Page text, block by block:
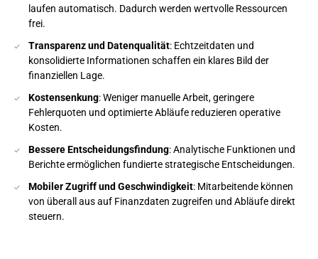
laufen automatisch. Dadurch werden wertvolle Ressourcen
frei.
Transparenz und Datenqualität: Echtzeitdaten und
konsolidierte Informationen schaffen ein klares Bild der
finanziellen Lage.
Kostensenkung: Weniger manuelle Arbeit, geringere
Fehlerquoten und optimierte Abläufe reduzieren operative
Kosten.
Bessere Entscheidungsfindung: Analytische Funktionen und
Berichte ermöglichen fundierte strategische Entscheidungen.
Mobiler Zugriff und Geschwindigkeit: Mitarbeitende können
von überall aus auf Finanzdaten zugreifen und Abläufe direkt
steuern.